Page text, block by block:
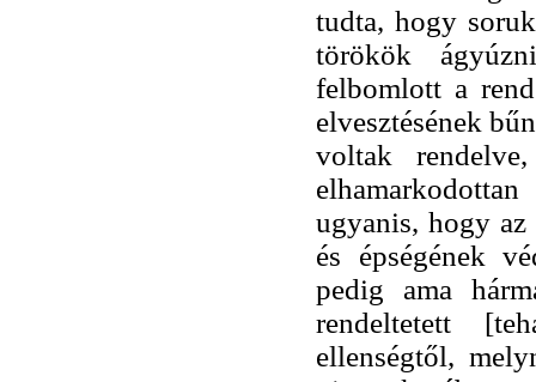
tudta, hogy
törökök
felbomlott a
elvesztésének
voltak
ugyanis, hogy az
és épségének
pedig ama
rendeltetett
ellenségtől,